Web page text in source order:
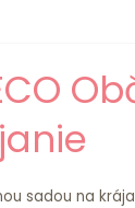
sadou na